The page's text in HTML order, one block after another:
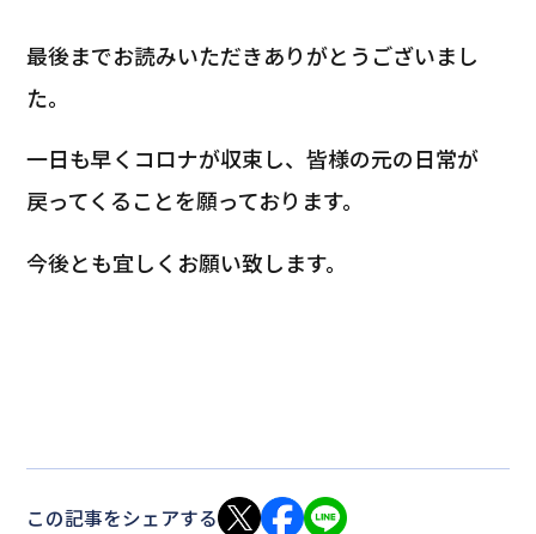
最後までお読みいただきありがとうございまし
た。
一日も早くコロナが収束し、皆様の元の日常が
戻ってくることを願っております。
今後とも宜しくお願い致します。
この記事をシェアする